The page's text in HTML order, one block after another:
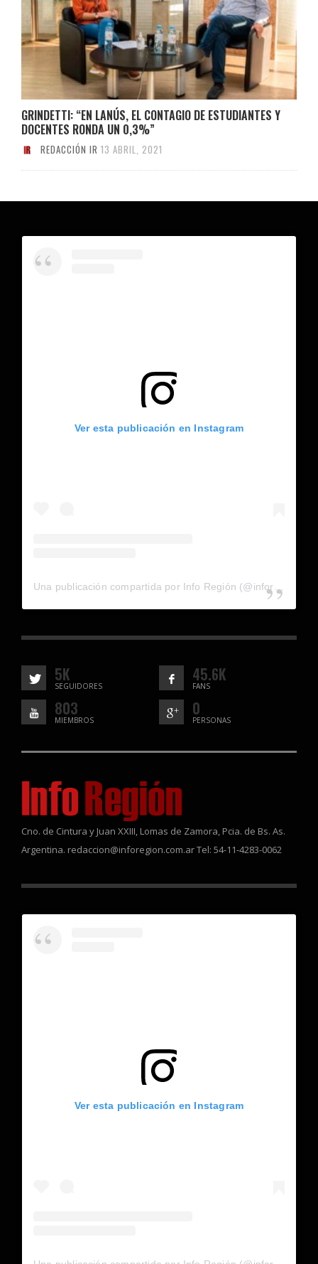
GRINDETTI: “EN LANÚS, EL CONTAGIO DE ESTUDIANTES Y
DOCENTES RONDA UN 0,3%”
REDACCIÓN IR 13 ABRIL, 2021
Ver esta publicación en Instagram
5K
SEGUIDORES
45.6K
FANS
803
MIEMBROS
0
PERSONAS
Cno. de Cintura y Juan XXIII, Lomas de Zamora, Pcia. de Bs. As.
Argentina. redaccion@inforegion.com.ar Tel: 54-11-4283-0062
Ver esta publicación en Instagram